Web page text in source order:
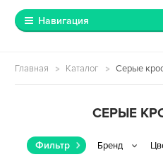
Навигация
Главная Каталог Серые
СЕРЫЕ
Фильтр